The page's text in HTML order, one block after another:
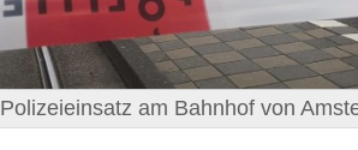
Polizeieinsatz am Bahnhof von